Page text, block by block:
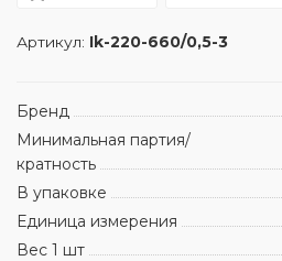
Артикул: Ik-220-660/0,5-3
Бренд
Минимальная партия/
кратность
В упаковке
Единица измерения
Вес 1 шт